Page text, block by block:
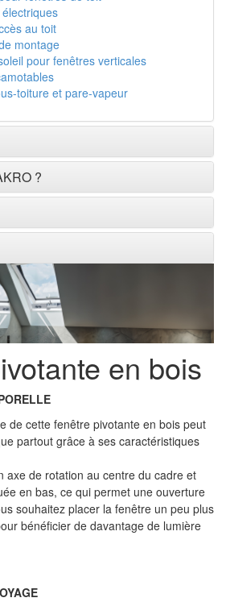
au toit
montage
pour fenêtres verticales
toiture et pare-vapeur
?
en bois
de cette fenêtre pivotante en bois peut
partout grâce à ses caractéristiques
axe de rotation au centre du cadre et
en bas, ce qui permet une ouverture
souhaitez placer la fenêtre un peu plus
bénéficier de davantage de lumière